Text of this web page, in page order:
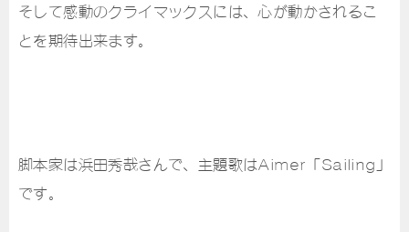
そして感動のクライマックスには、心が動かされるこ
とを期待出来ます。
脚本家は浜田秀哉さんで、主題歌はAimer「Sailing」
です。